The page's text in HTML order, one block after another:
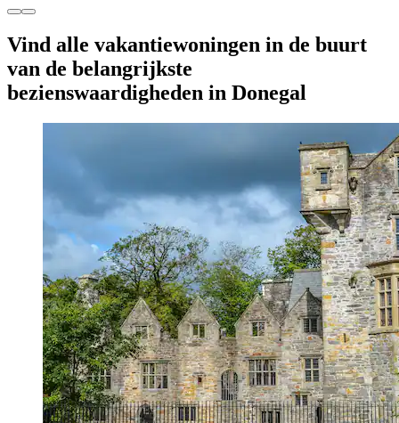
Vind alle vakantiewoningen in de buurt
van de belangrijkste
bezienswaardigheden in Donegal